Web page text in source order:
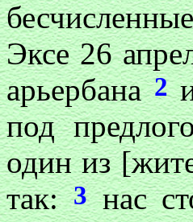
Эксе 26
арьербана2и
под
один из
так:3нас